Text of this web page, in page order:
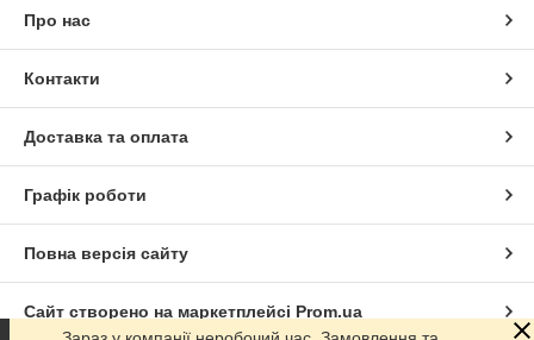
Про нас
Контакти
Доставка та оплата
Графік роботи
Повна версія сайту
Сайт створено на маркетплейсі Prom.ua